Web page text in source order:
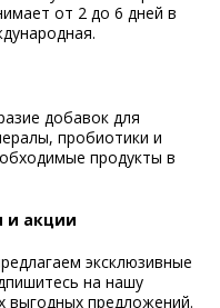
от 2 до 6 дней в
добавок для
пробиотики и
продукты в
и акции
эксклюзивные
на нашу
выгодных предложений.